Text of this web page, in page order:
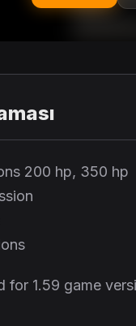
200 hp, 350 hp
for 1.59 game